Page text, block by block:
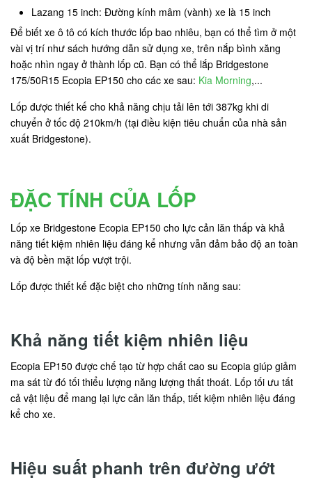
Lazang 15 inch: Đường kính mâm (vành) xe là 15 inch
Để biết xe ô tô có kích thước lốp bao nhiêu, bạn có thể tìm ở một
vài vị trí như sách hướng dẫn sử dụng xe, trên nắp bình xăng
hoặc nhìn ngay ở thành lốp cũ. Bạn có thể lắp Bridgestone
175/50R15 Ecopia EP150 cho các xe sau: Kia Morning,...
Lốp được thiết kế cho khả năng chịu tải lên tới 387kg khi di
chuyển ở tốc độ 210km/h (tại điều kiện tiêu chuẩn của nhà sản
xuất Bridgestone).
ĐẶC TÍNH CỦA LỐP
Lốp xe Bridgestone Ecopia EP150 cho lực cản lăn thấp và khả
năng tiết kiệm nhiên liệu đáng kể nhưng vẫn đảm bảo độ an toàn
và độ bền mặt lốp vượt trội.
Lốp được thiết kế đặc biệt cho những tính năng sau:
Khả năng tiết kiệm nhiên liệu
Ecopia EP150 được chế tạo từ hợp chất cao su Ecopia giúp giảm
ma sát từ đó tối thiểu lượng năng lượng thất thoát. Lốp tối ưu tất
cả vật liệu để mang lại lực cản lăn thấp, tiết kiệm nhiên liệu đáng
kể cho xe.
Hiệu suất phanh trên đường ướt